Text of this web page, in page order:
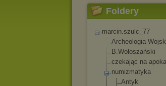
Foldery
marcin.szulc_77
Archeologia
B.Wołoszański
czekając na
numizmatyka
Antyk